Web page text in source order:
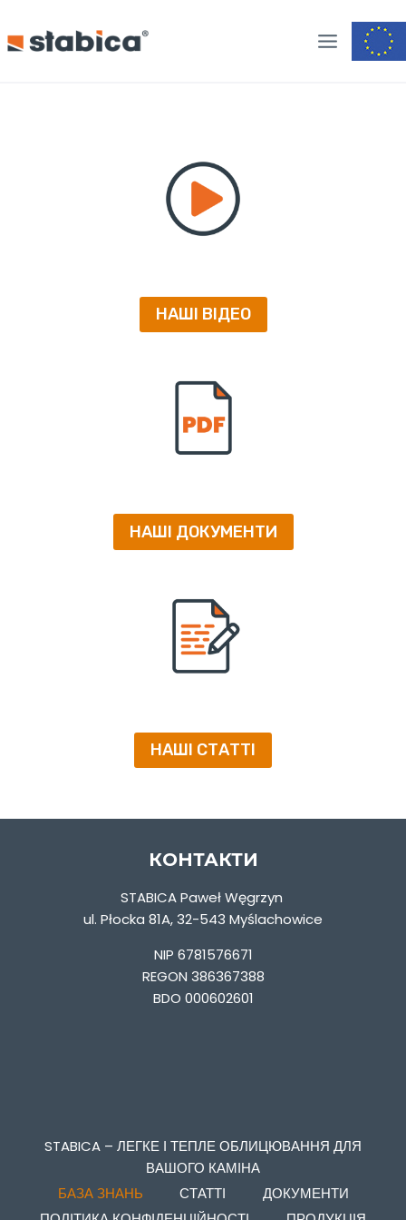
to
content
НАШІ ВІДЕО
НАШІ ДОКУМЕНТИ
НАШІ СТАТТІ
КОНТАКТИ
STABICA Paweł Węgrzyn
ul. Płocka 81A, 32-543 Myślachowice
NIP 6781576671
REGON 386367388
BDO 000602601
STABICA – ЛЕГКЕ І ТЕПЛЕ ОБЛИЦЮВАННЯ ДЛЯ
ВАШОГО КАМІНА
БАЗА ЗНАНЬ
СТАТТІ
ДОКУМЕНТИ